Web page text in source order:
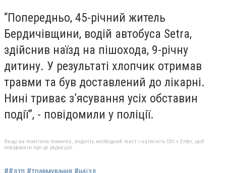
“Попередньо, 45-річний житель
Бердичівщини, водій автобуса Setra,
здійснив наїзд на пішохода, 9-річну
дитину. У результаті хлопчик отримав
травми та був доставлений до лікарні.
Нині триває з’ясування усіх обставин
події”, - повідомили у поліції.
Якщо ви помітили помилку, виділіть необхідний текст і натисніть Ctrl + Enter, щоб
повідомити про це редакцію